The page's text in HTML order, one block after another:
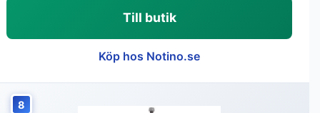
Till butik
Köp hos Notino.se
8